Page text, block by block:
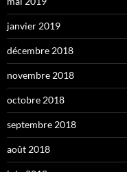
janvier 2019
décembre 2018
novembre 2018
octobre 2018
septembre 2018
août 2018